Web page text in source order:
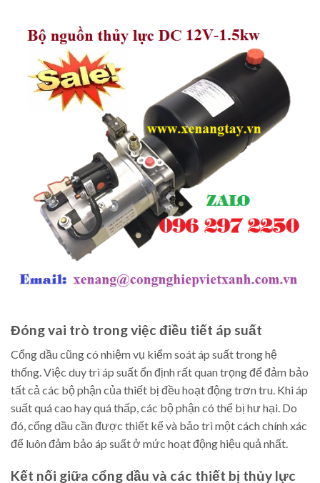
Đóng vai trò trong việc điều tiết áp suất
Cổng dầu cũng có nhiệm vụ kiểm soát áp suất trong hệ
thống. Việc duy trì áp suất ổn định rất quan trọng để đảm bảo
tất cả các bộ phận của thiết bị đều hoạt động trơn tru. Khi áp
suất quá cao hay quá thấp, các bộ phận có thể bị hư hại. Do
đó, cổng dầu cần được thiết kế và bảo trì một cách chính xác
để luôn đảm bảo áp suất ở mức hoạt động hiệu quả nhất.
Kết nối giữa cổng dầu và các thiết bị thủy lực